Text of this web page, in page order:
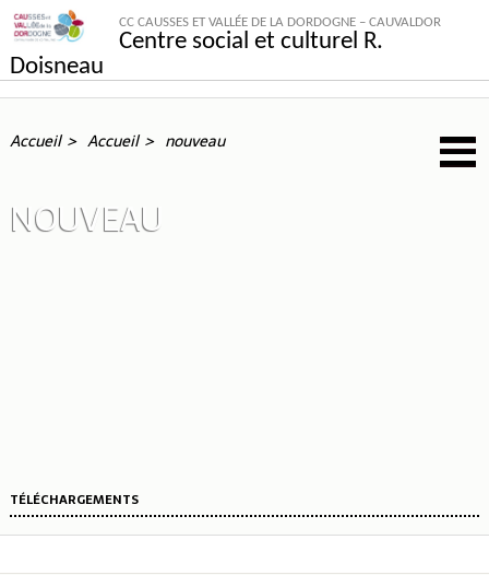
CC CAUSSES ET VALLÉE DE LA DORDOGNE – CAUVALDOR
Centre social et culturel R.
Doisneau
Accueil Accueil nouveau
NOUVEAU
TÉLÉCHARGEMENTS